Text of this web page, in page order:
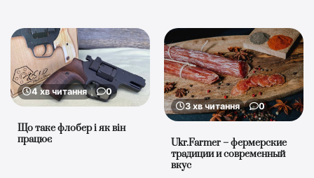
4 хв читання 0
Що таке флобер і як він
працює
3 хв читання 0
Ukr.Farmer – фермерские
традиции и современный
вкус